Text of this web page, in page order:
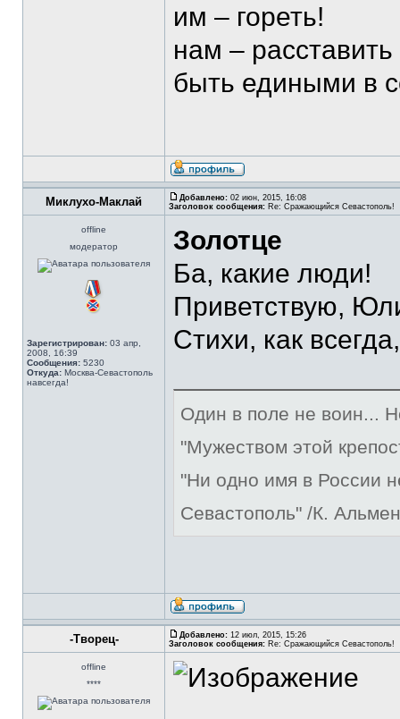
им – гореть!
нам –
быть едиными в
Миклухо-Маклай Добавлено: 02 июн, 2015, 16:08
Заголовок сообщения: Re: Сражающийся Севастополь!
offline
модератор
Зарегистрирован: 03 апр,
2008, 16:39
Сообщения: 5230
Откуда: Москва-Севастополь
навсегда!
Золотце
Ба, какие люди!
Приветствую,
Стихи, как
Один в поле не воин...
"Мужеством этой
"Ни одно имя в России
Севастополь" /К.
-Творец- Добавлено: 12 июл, 2015, 15:26
Заголовок сообщения: Re: Сражающийся Севастополь!
offline
****